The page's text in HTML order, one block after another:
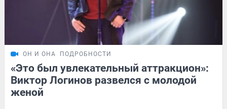
ОН И ОНА ПОДРОБНОСТИ
«Это был увлекательный аттракцион»:
Виктор Логинов развелся с молодой
женой